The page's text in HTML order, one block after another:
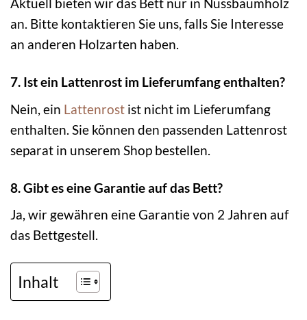
an. Bitte kontaktieren Sie uns, falls Sie Interesse
an anderen Holzarten haben.
7. Ist ein Lattenrost im Lieferumfang enthalten?
Nein, ein Lattenrost ist nicht im Lieferumfang
enthalten. Sie können den passenden Lattenrost
separat in unserem Shop bestellen.
8. Gibt es eine Garantie auf das Bett?
Ja, wir gewähren eine Garantie von 2 Jahren auf
das Bettgestell.
Inhalt